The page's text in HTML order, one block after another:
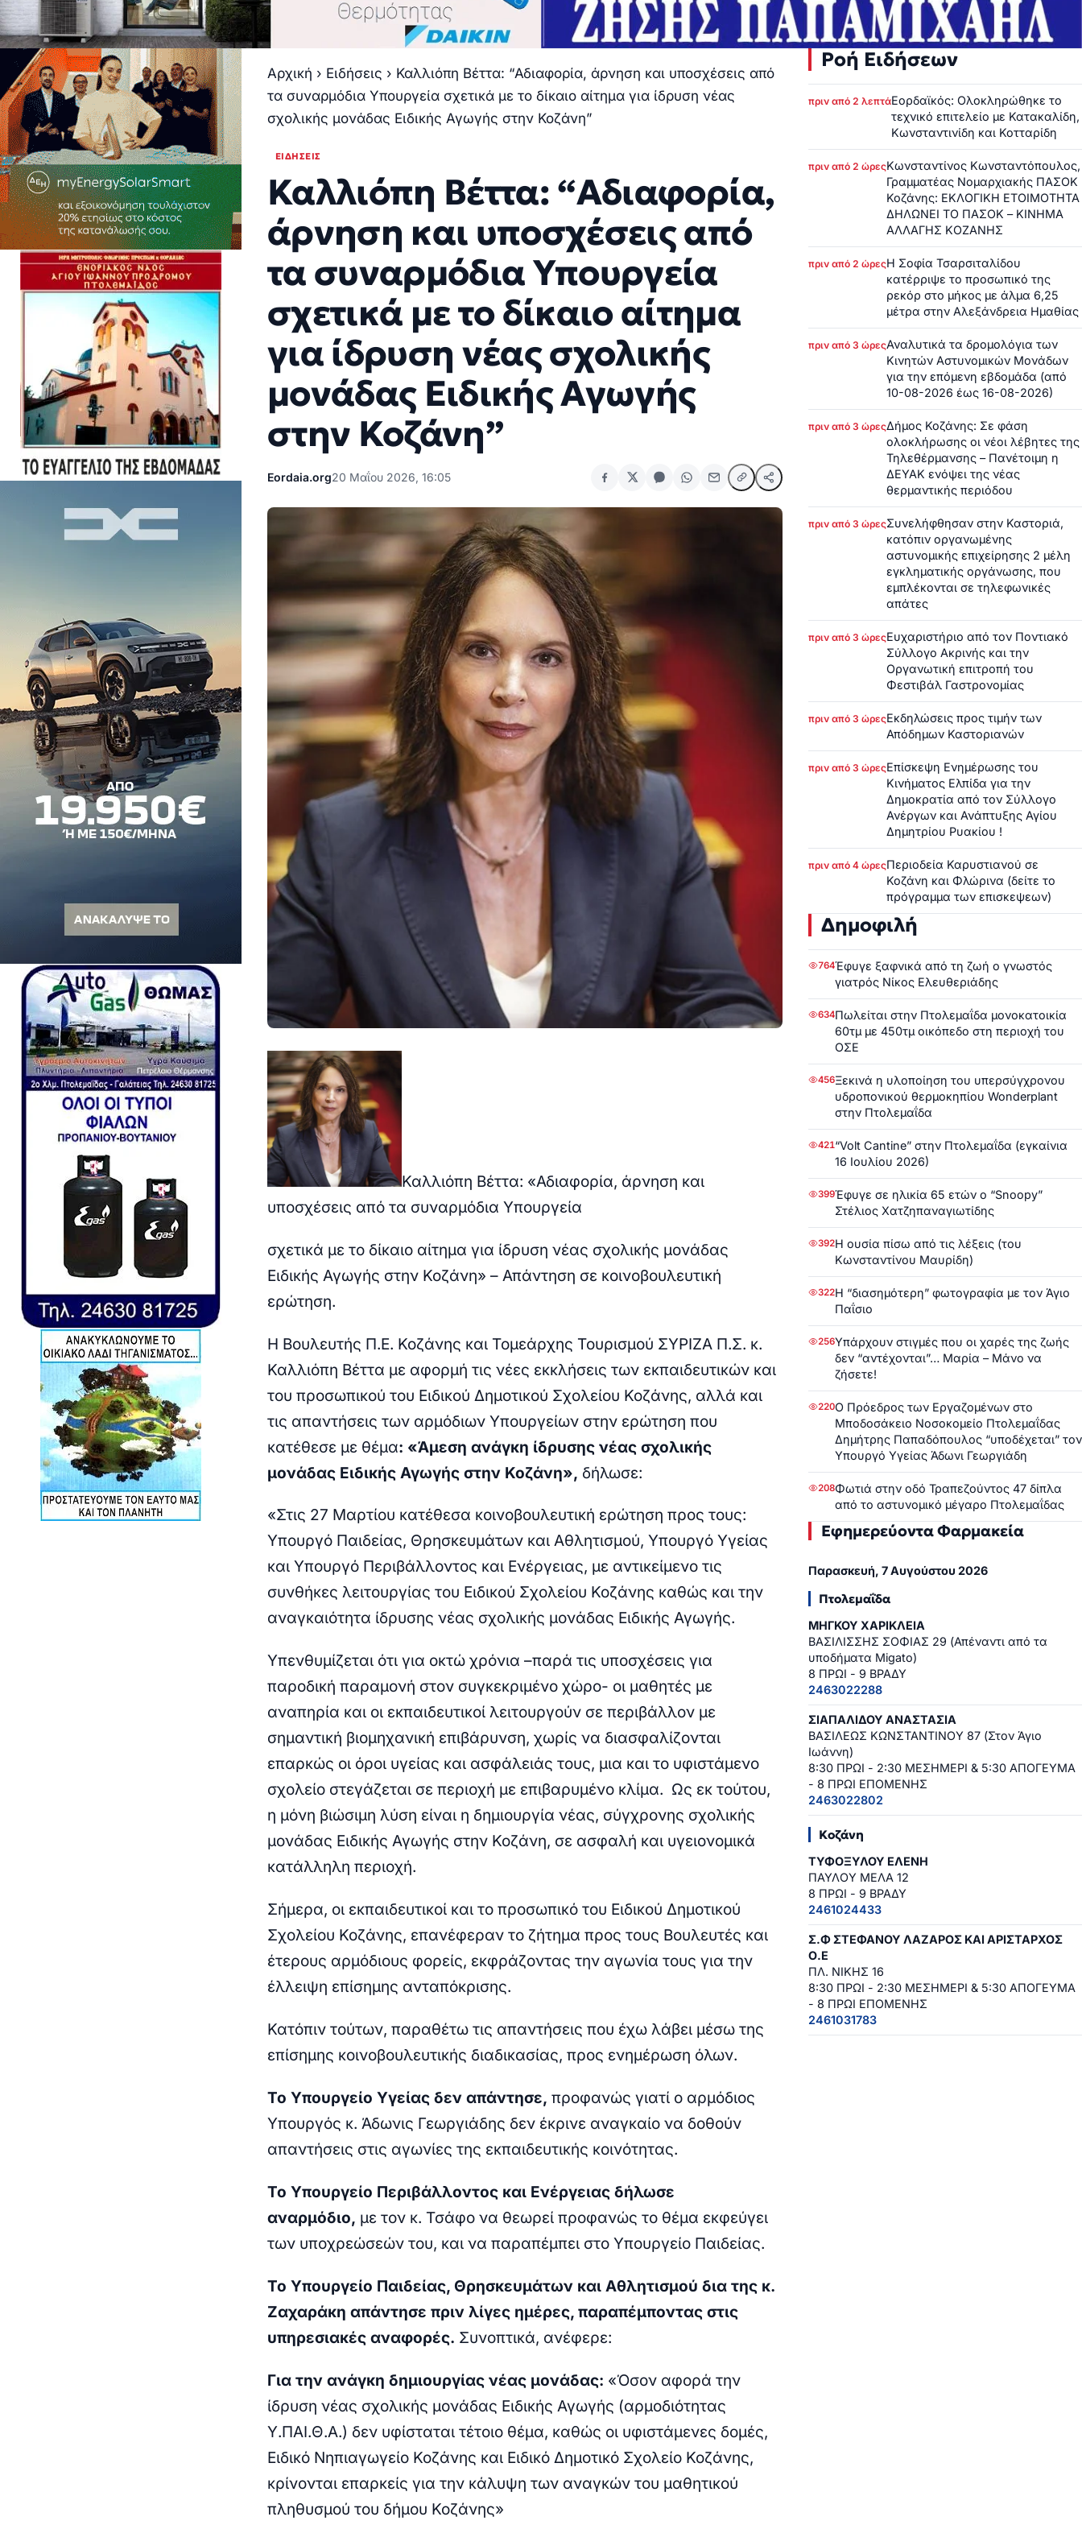
Αρχική › Ειδήσεις › Καλλιόπη Βέττα: “Αδιαφορία, άρνηση και υποσχέσεις από
τα συναρμόδια Υπουργεία σχετικά με το δίκαιο αίτημα για ίδρυση νέας
σχολικής μονάδας Ειδικής Αγωγής στην Κοζάνη”
ΕΙΔΉΣΕΙΣ
Καλλιόπη Βέττα: “Αδιαφορία,
άρνηση και υποσχέσεις από
τα συναρμόδια Υπουργεία
σχετικά με το δίκαιο αίτημα
για ίδρυση νέας σχολικής
μονάδας Ειδικής Αγωγής
στην Κοζάνη”
Eordaia.org20 Μαΐου 2026, 16:05
Καλλιόπη Βέττα: «Αδιαφορία, άρνηση και
υποσχέσεις από τα συναρμόδια Υπουργεία
σχετικά με το δίκαιο αίτημα για ίδρυση νέας σχολικής μονάδας
Ειδικής Αγωγής στην Κοζάνη» – Απάντηση σε κοινοβουλευτική
ερώτηση.
Η Βουλευτής Π.Ε. Κοζάνης και Τομεάρχης Τουρισμού ΣΥΡΙΖΑ Π.Σ. κ.
Καλλιόπη Βέττα με αφορμή τις νέες εκκλήσεις των εκπαιδευτικών και
του προσωπικού του Ειδικού Δημοτικού Σχολείου Κοζάνης, αλλά και
τις απαντήσεις των αρμόδιων Υπουργείων στην ερώτηση που
κατέθεσε με θέμα: «Άμεση ανάγκη ίδρυσης νέας σχολικής
μονάδας Ειδικής Αγωγής στην Κοζάνη», δήλωσε:
«Στις 27 Μαρτίου κατέθεσα κοινοβουλευτική ερώτηση προς τους:
Υπουργό Παιδείας, Θρησκευμάτων και Αθλητισμού, Υπουργό Υγείας
και Υπουργό Περιβάλλοντος και Ενέργειας, με αντικείμενο τις
συνθήκες λειτουργίας του Ειδικού Σχολείου Κοζάνης καθώς και την
αναγκαιότητα ίδρυσης νέας σχολικής μονάδας Ειδικής Αγωγής.
Υπενθυμίζεται ότι για οκτώ χρόνια –παρά τις υποσχέσεις για
παροδική παραμονή στον συγκεκριμένο χώρο- οι μαθητές με
αναπηρία και οι εκπαιδευτικοί λειτουργούν σε περιβάλλον με
σημαντική βιομηχανική επιβάρυνση, χωρίς να διασφαλίζονται
επαρκώς οι όροι υγείας και ασφάλειάς τους, μια και το υφιστάμενο
σχολείο στεγάζεται σε περιοχή με επιβαρυμένο κλίμα. Ως εκ τούτου,
η μόνη βιώσιμη λύση είναι η δημιουργία νέας, σύγχρονης σχολικής
μονάδας Ειδικής Αγωγής στην Κοζάνη, σε ασφαλή και υγειονομικά
κατάλληλη περιοχή.
Σήμερα, οι εκπαιδευτικοί και το προσωπικό του Ειδικού Δημοτικού
Σχολείου Κοζάνης, επανέφεραν το ζήτημα προς τους Βουλευτές και
έτερους αρμόδιους φορείς, εκφράζοντας την αγωνία τους για την
έλλειψη επίσημης ανταπόκρισης.
Κατόπιν τούτων, παραθέτω τις απαντήσεις που έχω λάβει μέσω της
επίσημης κοινοβουλευτικής διαδικασίας, προς ενημέρωση όλων.
Το Υπουργείο Υγείας δεν απάντησε, προφανώς γιατί ο αρμόδιος
Υπουργός κ. Άδωνις Γεωργιάδης δεν έκρινε αναγκαίο να δοθούν
απαντήσεις στις αγωνίες της εκπαιδευτικής κοινότητας.
Το Υπουργείο Περιβάλλοντος και Ενέργειας δήλωσε
αναρμόδιο, με τον κ. Τσάφο να θεωρεί προφανώς το θέμα εκφεύγει
των υποχρεώσεών του, και να παραπέμπει στο Υπουργείο Παιδείας.
Το Υπουργείο Παιδείας, Θρησκευμάτων και Αθλητισμού δια της κ.
Ζαχαράκη απάντησε πριν λίγες ημέρες, παραπέμποντας στις
υπηρεσιακές αναφορές. Συνοπτικά, ανέφερε:
Για την ανάγκη δημιουργίας νέας μονάδας: «Όσον αφορά την
ίδρυση νέας σχολικής μονάδας Ειδικής Αγωγής (αρμοδιότητας
Υ.ΠΑΙ.Θ.Α.) δεν υφίσταται τέτοιο θέμα, καθώς οι υφιστάμενες δομές,
Ειδικό Νηπιαγωγείο Κοζάνης και Ειδικό Δημοτικό Σχολείο Κοζάνης,
κρίνονται επαρκείς για την κάλυψη των αναγκών του μαθητικού
πληθυσμού του δήμου Κοζάνης»
Ροή Ειδήσεων
πριν από 2 λεπτάΕορδαϊκός: Ολοκληρώθηκε το
τεχνικό επιτελείο με Κατακαλίδη,
Κωνσταντινίδη και Κοτταρίδη
πριν από 2 ώρεςΚωνσταντίνος Κωνσταντόπουλος,
Γραμματέας Νομαρχιακής ΠΑΣΟΚ
Κοζάνης: ΕΚΛΟΓΙΚΗ ΕΤΟΙΜΟΤΗΤΑ
ΔΗΛΩΝΕΙ ΤΟ ΠΑΣΟΚ – ΚΙΝΗΜΑ
ΑΛΛΑΓΗΣ ΚΟΖΑΝΗΣ
πριν από 2 ώρεςΗ Σοφία Τσαρσιταλίδου
κατέρριψε το προσωπικό της
ρεκόρ στο μήκος με άλμα 6,25
μέτρα στην Αλεξάνδρεια Ημαθίας
πριν από 3 ώρεςΑναλυτικά τα δρομολόγια των
Κινητών Αστυνομικών Μονάδων
για την επόμενη εβδομάδα (από
10-08-2026 έως 16-08-2026)
πριν από 3 ώρεςΔήμος Κοζάνης: Σε φάση
ολοκλήρωσης οι νέοι λέβητες της
Τηλεθέρμανσης – Πανέτοιμη η
ΔΕΥΑΚ ενόψει της νέας
θερμαντικής περιόδου
πριν από 3 ώρεςΣυνελήφθησαν στην Καστοριά,
κατόπιν οργανωμένης
αστυνομικής επιχείρησης 2 μέλη
εγκληματικής οργάνωσης, που
εμπλέκονται σε τηλεφωνικές
απάτες
πριν από 3 ώρεςΕυχαριστήριο από τον Ποντιακό
Σύλλογο Ακρινής και την
Οργανωτική επιτροπή του
Φεστιβάλ Γαστρονομίας
πριν από 3 ώρεςΕκδηλώσεις προς τιμήν των
Απόδημων Καστοριανών
πριν από 3 ώρεςΕπίσκεψη Ενημέρωσης του
Κινήματος Ελπίδα για την
Δημοκρατία από τον Σύλλογο
Ανέργων και Ανάπτυξης Αγίου
Δημητρίου Ρυακίου !
πριν από 4 ώρεςΠεριοδεία Καρυστιανού σε
Κοζάνη και Φλώρινα (δείτε το
πρόγραμμα των επισκεψεων)
Δημοφιλή
764Έφυγε ξαφνικά από τη ζωή ο γνωστός
γιατρός Νίκος Ελευθεριάδης
634Πωλείται στην Πτολεμαΐδα μονοκατοικία
60τμ με 450τμ οικόπεδο στη περιοχή του
ΟΣΕ
456Ξεκινά η υλοποίηση του υπερσύγχρονου
υδροπονικού θερμοκηπίου Wonderplant
στην Πτολεμαΐδα
421“Volt Cantine” στην Πτολεμαΐδα (εγκαίνια
16 Ιουλίου 2026)
399Έφυγε σε ηλικία 65 ετών ο “Snoopy”
Στέλιος Χατζηπαναγιωτίδης
392Η ουσία πίσω από τις λέξεις (του
Κωνσταντίνου Μαυρίδη)
322Η “διασημότερη” φωτογραφία με τον Άγιο
Παΐσιο
256Υπάρχουν στιγμές που οι χαρές της ζωής
δεν “αντέχονται”… Μαρία – Μάνο να
ζήσετε!
220Ο Πρόεδρος των Εργαζομένων στο
Μποδοσάκειο Νοσοκομείο Πτολεμαΐδας
Δημήτρης Παπαδόπουλος “υποδέχεται” τον
Υπουργό Υγείας Άδωνι Γεωργιάδη
208Φωτιά στην οδό Τραπεζούντος 47 δίπλα
από το αστυνομικό μέγαρο Πτολεμαΐδας
Εφημερεύοντα Φαρμακεία
Παρασκευή, 7 Αυγούστου 2026
Πτολεμαΐδα
ΜΗΓΚΟΥ ΧΑΡΙΚΛΕΙΑ
ΒΑΣΙΛΙΣΣΗΣ ΣΟΦΙΑΣ 29 (Απέναντι από τα
υποδήματα Migato)
8 ΠΡΩΙ - 9 ΒΡΑΔΥ
2463022288
ΣΙΑΠΑΛΙΔΟΥ ΑΝΑΣΤΑΣΙΑ
ΒΑΣΙΛΕΩΣ ΚΩΝΣΤΑΝΤΙΝΟΥ 87 (Στον Άγιο
Ιωάννη)
8:30 ΠΡΩΙ - 2:30 ΜΕΣΗΜΕΡΙ & 5:30 ΑΠΟΓΕΥΜΑ
- 8 ΠΡΩΙ ΕΠΟΜΕΝΗΣ
2463022802
Κοζάνη
ΤΥΦΟΞΥΛΟΥ ΕΛΕΝΗ
ΠΑΥΛΟΥ ΜΕΛΑ 12
8 ΠΡΩΙ - 9 ΒΡΑΔΥ
2461024433
Σ.Φ ΣΤΕΦΑΝΟΥ ΛΑΖΑΡΟΣ ΚΑΙ ΑΡΙΣΤΑΡΧΟΣ
Ο.Ε
ΠΛ. ΝΙΚΗΣ 16
8:30 ΠΡΩΙ - 2:30 ΜΕΣΗΜΕΡΙ & 5:30 ΑΠΟΓΕΥΜΑ
- 8 ΠΡΩΙ ΕΠΟΜΕΝΗΣ
2461031783